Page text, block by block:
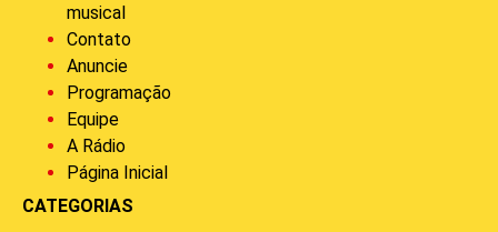
musical
Contato
Anuncie
Programação
Equipe
A Rádio
Página Inicial
CATEGORIAS